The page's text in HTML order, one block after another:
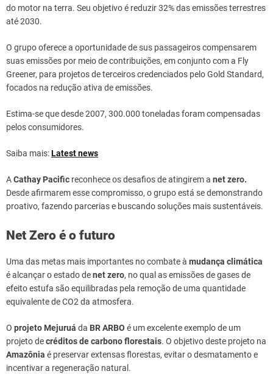
do motor na terra. Seu objetivo é reduzir 32% das emissões terrestres
até 2030.
O grupo oferece a oportunidade de sus passageiros compensarem
suas emissões por meio de contribuições, em conjunto com a Fly
Greener, para projetos de terceiros credenciados pelo Gold Standard,
focados na redução ativa de emissões.
Estima-se que desde 2007, 300.000 toneladas foram compensadas
pelos consumidores.
Saiba mais:Latest news
ACathay Pacific reconhece os desafios de atingirem a net zero.
Desde afirmarem esse compromisso, o grupo está se demonstrando
proativo, fazendo parcerias e buscando soluções mais sustentáveis.
Net Zero é o futuro
Uma das metas mais importantes no combate à mudança climática
é alcançar o estado denet zero, no qual as emissões de gases de
efeito estufa são equilibradas pela remoção de uma quantidade
equivalente de CO2 da atmosfera.
O projeto Mejuruá da BR ARBO é um excelente exemplo de um
projeto decréditos de carbono florestais. O objetivo deste projeto na
Amazônia é preservar extensas florestas, evitar o desmatamento e
incentivar a regeneração natural.